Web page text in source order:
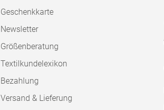
Geschenkkarte
Newsletter
Größenberatung
Textilkundelexikon
Bezahlung
Versand & Lieferung